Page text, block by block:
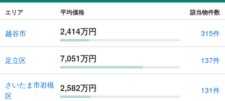
エリア 平均価格 該当物件数
越谷市 2,414万円 315件
足立区 7,051万円 137件
さいたま市岩槻
区
2,582万円 131件